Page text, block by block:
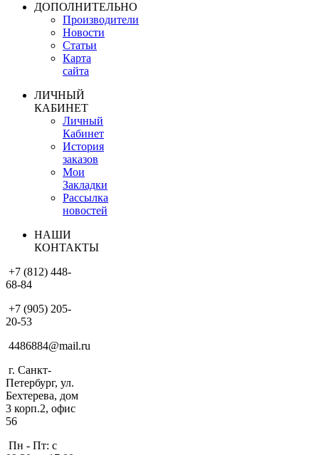
ДОПОЛНИТЕЛЬНО
Производители
Новости
Статьи
Карта
сайта
ЛИЧНЫЙ
КАБИНЕТ
Личный
Кабинет
История
заказов
Мои
Закладки
Рассылка
новостей
НАШИ
КОНТАКТЫ
+7 (812) 448-
68-84
+7 (905) 205-
20-53
4486884@mail.ru
г. Санкт-
Петербург, ул.
Бехтерева, дом
3 корп.2, офис
56
Пн - Пт: с